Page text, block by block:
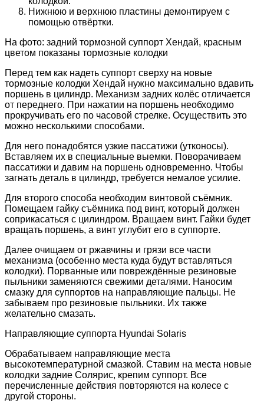
Нижнюю и верхнюю пластины демонтируем с
помощью отвёртки.
На фото: задний тормозной суппорт Хендай, красным
цветом показаны тормозные колодки
Перед тем как надеть суппорт сверху на новые
тормозные колодки Хендай нужно максимально вдавить
поршень в цилиндр. Механизм задних колёс отличается
от переднего. При нажатии на поршень необходимо
прокручивать его по часовой стрелке. Осуществить это
можно несколькими способами.
Для него понадобятся узкие пассатижи (утконосы).
Вставляем их в специальные выемки. Поворачиваем
пассатижи и давим на поршень одновременно. Чтобы
загнать деталь в цилиндр, требуется немалое усилие.
Для второго способа необходим винтовой съёмник.
Помещаем гайку съёмника под винт, который должен
соприкасаться с цилиндром. Вращаем винт. Гайки будет
вращать поршень, а винт углубит его в суппорте.
Далее очищаем от ржавчины и грязи все части
механизма (особенно места куда будут вставляться
колодки). Порванные или повреждённые резиновые
пыльники заменяются свежими деталями. Наносим
смазку для суппортов на направляющие пальцы. Не
забываем про резиновые пыльники. Их также
желательно смазать.
Направляющие суппорта Hyundai Solaris
Обрабатываем направляющие места
высокотемпературной смазкой. Ставим на места новые
колодки задние Солярис, крепим суппорт. Все
перечисленные действия повторяются на колесе с
другой стороны.